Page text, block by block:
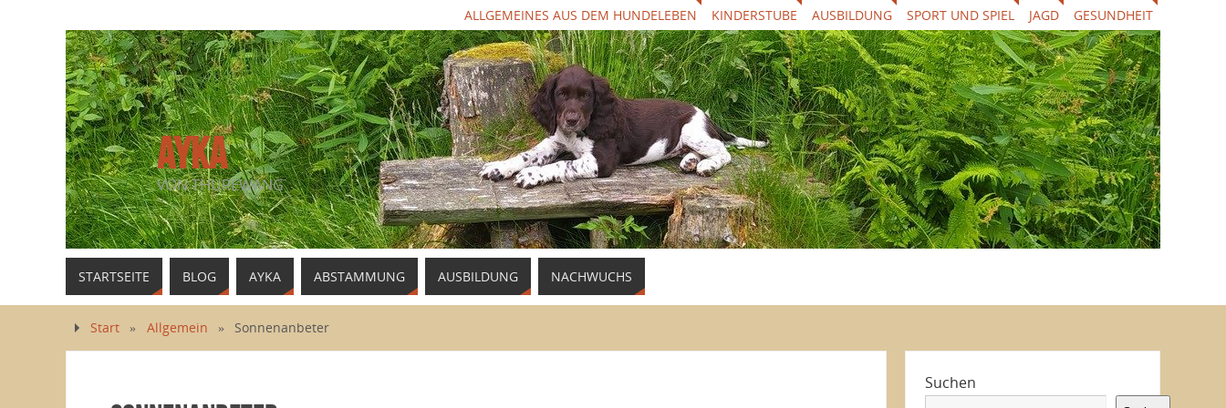
ALLGEMEINES AUS DEM HUNDELEBEN KINDERSTUBE AUSBILDUNG SPORT UND SPIEL JAGD GESUNDHEIT
AYKA
VON THUREWANG
STARTSEITE BLOG AYKA ABSTAMMUNG AUSBILDUNG NACHWUCHS
Start » Allgemein » Sonnenanbeter
Suchen